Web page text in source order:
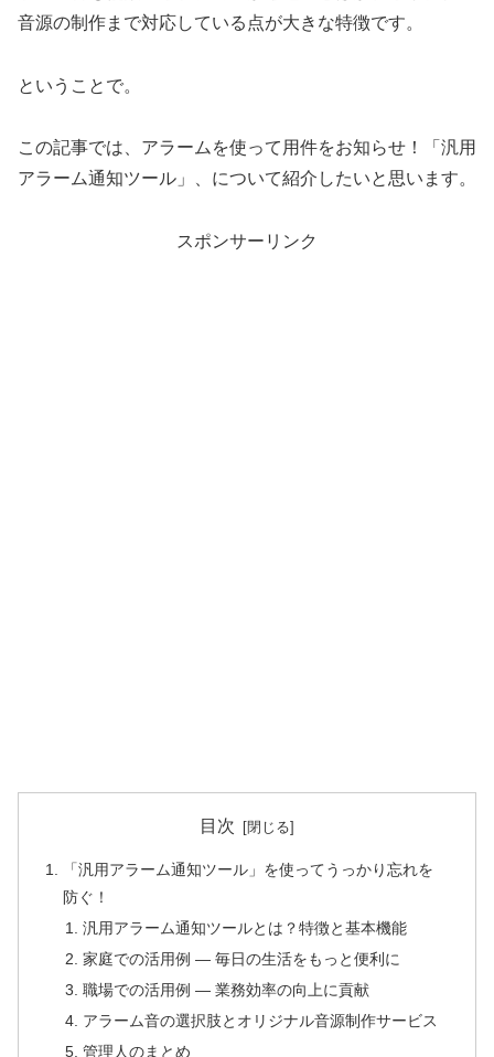
音源の制作まで対応している点が大きな特徴です。
ということで。
この記事では、アラームを使って用件をお知らせ！「汎用
アラーム通知ツール」、について紹介したいと思います。
スポンサーリンク
目次
「汎用アラーム通知ツール」を使ってうっかり忘れを
防ぐ！
汎用アラーム通知ツールとは？特徴と基本機能
家庭での活用例 ― 毎日の生活をもっと便利に
職場での活用例 ― 業務効率の向上に貢献
アラーム音の選択肢とオリジナル音源制作サービス
管理人のまとめ